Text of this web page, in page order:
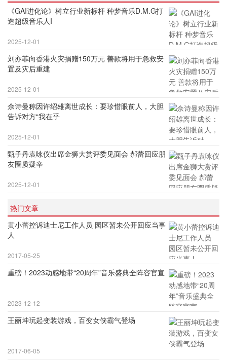
《GAI进化论》树立行业新标杆 种梦音乐D.M.G打
造超级音乐人I
2025-12-01
刘亦菲向香港火灾捐赠150万元 善款将用于急救安
置及灾后重建
2025-12-01
佘诗曼称因许绍雄离世成长：要珍惜眼前人，大胆
告诉对方“我在乎
2025-12-01
甄子丹袁咏仪出席金狮大赏评委见面会 郝蕾回应朋
友圈质疑辛
2025-12-01
热门文章
黄小蕾控诉迪士尼工作人员 园区暂未公开回应当事
人
2017-05-25
重磅！2023动感地带“20周年”音乐盛典全阵容官宣
2023-12-12
王丽坤玩起变装游戏，百变女侠霸气登场
2017-06-05